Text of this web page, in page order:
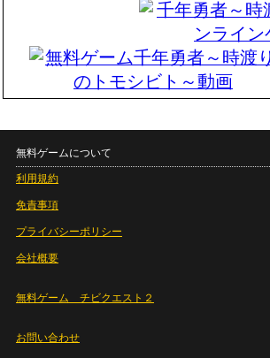
無料ゲームについて
利用規約
免責事項
プライバシーポリシー
会社概要
無料ゲーム チビクエスト２
お問い合わせ